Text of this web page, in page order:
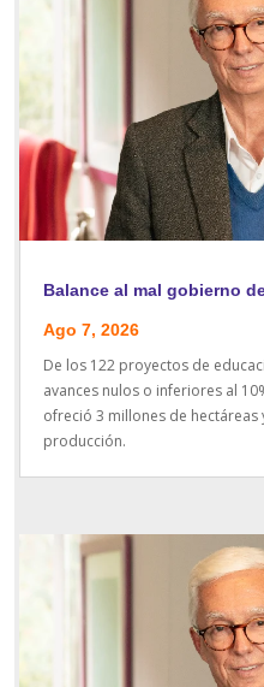
Balance al mal gobierno
Ago 7, 2026
De los 122 proyectos de
avances nulos o inferiores al
ofreció 3 millones de hectáreas
producción.